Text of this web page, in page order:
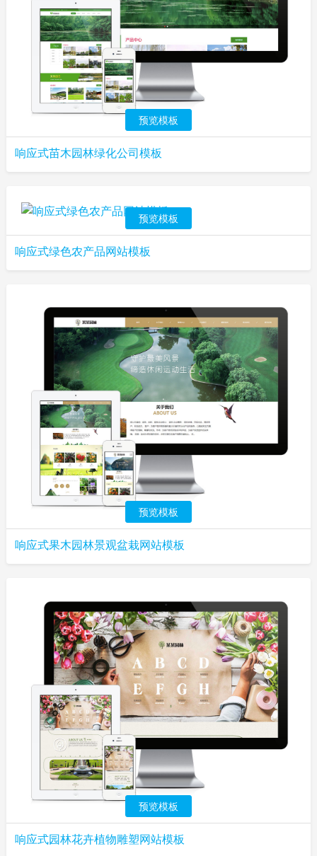
预览模板
响应式苗木园林绿化公司模板
预览模板
响应式绿色农产品网站模板
预览模板
响应式果木园林景观盆栽网站模板
预览模板
响应式园林花卉植物雕塑网站模板